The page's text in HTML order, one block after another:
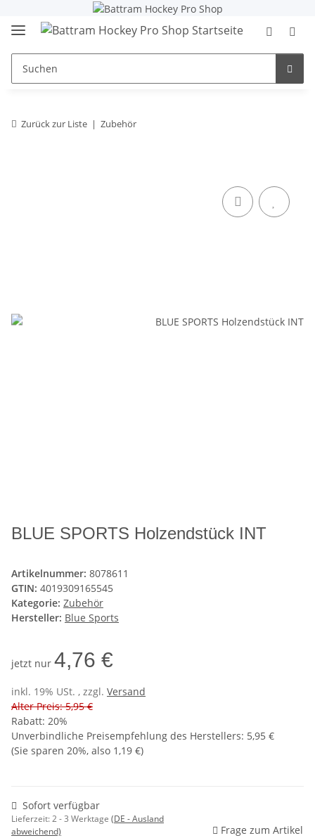
Zurück zur Liste Zubehör
BLUE SPORTS Holzendstück INT
Artikelnummer: 8078611
GTIN: 4019309165545
Kategorie: Zubehör
Hersteller: Blue Sports
jetzt nur 4,76 €
inkl. 19% USt. , zzgl. Versand
Alter Preis: 5,95 €
Rabatt: 20%
Unverbindliche Preisempfehlung des Herstellers: 5,95 €
(Sie sparen 20%, also 1,19 €)
Sofort verfügbar
Lieferzeit:2 - 3 Werktage (DE - Ausland
abweichend)
Frage zum Artikel